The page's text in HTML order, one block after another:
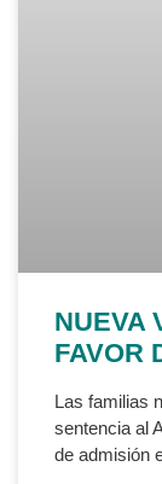
NUEVA
FAVOR
Las familias
sentencia al
de admisión